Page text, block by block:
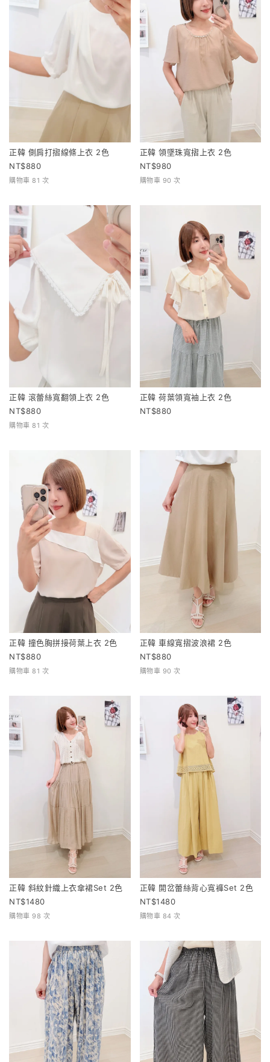
正韓 側肩打摺線條上衣 2色
880
購物車 81 次
正韓 領墜珠寬摺上衣 2色
980
購物車 90 次
正韓 滾蕾絲寬翻領上衣 2色
880
購物車 81 次
正韓 荷葉領寬袖上衣 2色
880
正韓 撞色胸拼接荷葉上衣 2色
880
購物車 81 次
正韓 車線寬摺波浪裙 2色
880
購物車 90 次
正韓 斜紋針織上衣傘裙Set 2色
1480
購物車 98 次
正韓 開岔蕾絲背心寬褲Set 2色
1480
購物車 84 次